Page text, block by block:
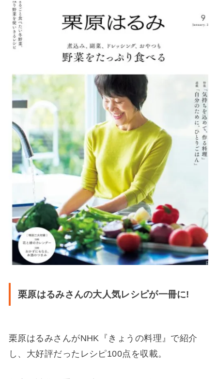
栗原はるみさんの大人気レシピが一冊に!
栗原はるみさんがNHK『きょうの料理』で紹介
し、大好評だったレシピ100点を収載。